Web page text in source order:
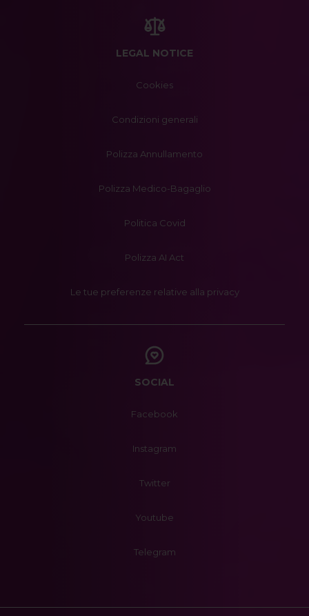
LEGAL NOTICE
Cookies
Condizioni generali
Polizza Annullamento
Polizza Medico-Bagaglio
Politica Covid
Polizza AI Act
Le tue preferenze relative alla privacy
SOCIAL
Facebook
Instagram
Twitter
Youtube
Telegram